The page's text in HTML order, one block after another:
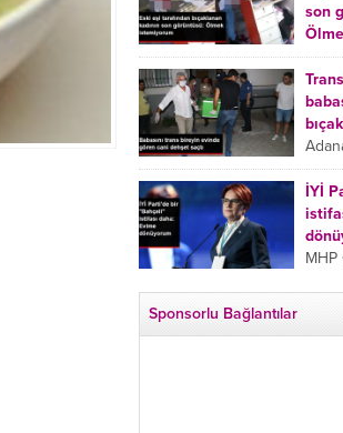
ünlü
son
“Ben
10
takip
cani,
İYİ
MHP
Sponsorlu Bağlantılar